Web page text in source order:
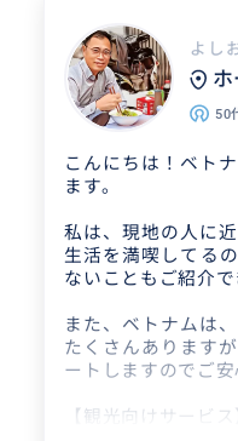
よし
50
こんにちは！ベト
ます。
私は、現地の人に
生活を満喫してる
ないこともご紹介で
また、ベトナムは
たくさんあります
ートしますのでご安
【観光向けサービス